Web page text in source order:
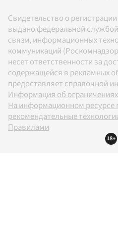
Свидетельство о
выдано федеральной
связи, информационных
коммуникаций
несет ответственности за
содержащейся в рекламных
предоставляет справочной
Информация об ограничениях
На информационном
рекомендательные
Правилами
18+